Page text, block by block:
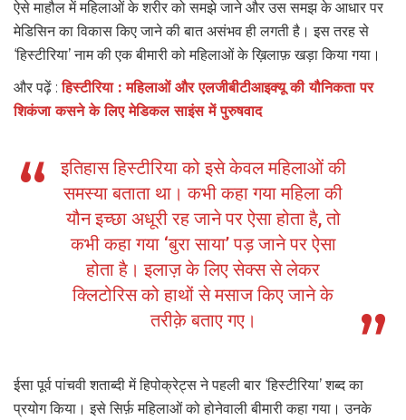
ऐसे माहौल में महिलाओं के शरीर को समझे जाने और उस समझ के आधार पर
मेडिसिन का विकास किए जाने की बात असंभव ही लगती है। इस तरह से
‘हिस्टीरिया’ नाम की एक बीमारी को महिलाओं के ख़िलाफ़ खड़ा किया गया।
और पढ़ें :हिस्टीरिया : महिलाओं और एलजीबीटीआइक्यू की यौनिकता पर
शिकंजा कसने के लिए मेडिकल साइंस में पुरुषवाद
इतिहास हिस्टीरिया को इसे केवल महिलाओं की
समस्या बताता था। कभी कहा गया महिला की
यौन इच्छा अधूरी रह जाने पर ऐसा होता है, तो
कभी कहा गया ‘बुरा साया’ पड़ जाने पर ऐसा
होता है। इलाज़ के लिए सेक्स से लेकर
क्लिटोरिस को हाथों से मसाज किए जाने के
तरीक़े बताए गए।
ईसा पूर्व पांचवी शताब्दी में हिपोक्रेट्स ने पहली बार ‘हिस्टीरिया’ शब्द का
प्रयोग किया। इसे सिर्फ़ महिलाओं को होनेवाली बीमारी कहा गया। उनके